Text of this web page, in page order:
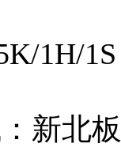
1H/
新北